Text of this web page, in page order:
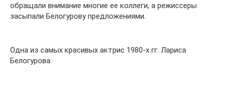
обращали внимание многие ее коллеги, а режиссеры
засыпали Белогурову предложениями.
Одна из самых красивых актрис 1980-х гг. Лариса
Белогурова